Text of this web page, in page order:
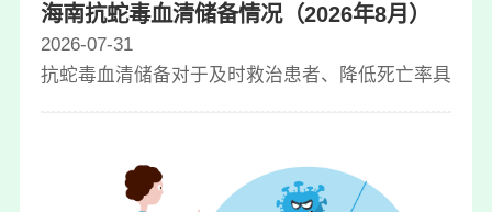
海南抗蛇毒血清储备情况（2026年8月）
2026-07-31
抗蛇毒血清储备对于及时救治患者、降低死亡率具有